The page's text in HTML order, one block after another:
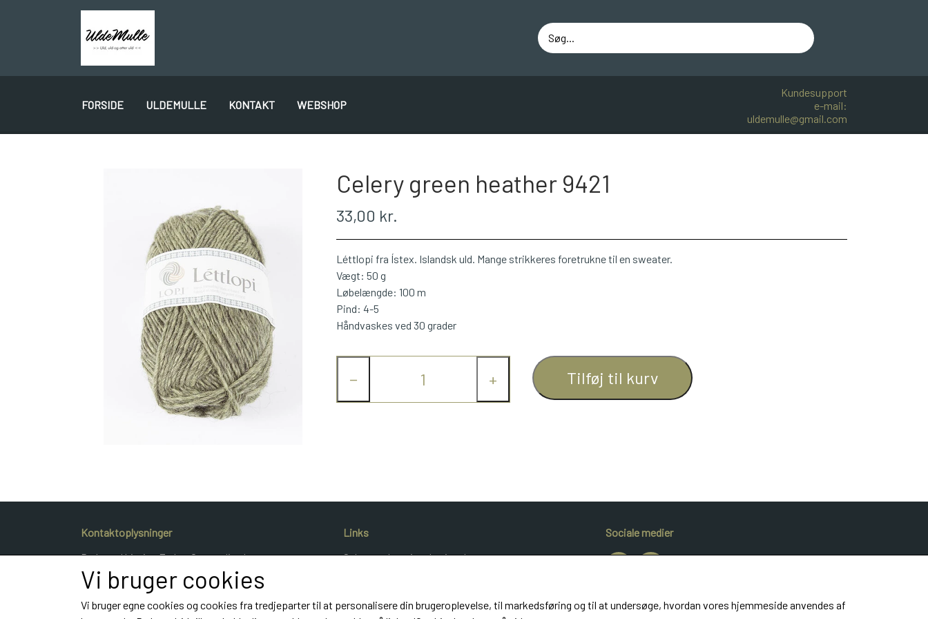
FORSIDE ULDEMULLE KONTAKT WEBSHOP
ÁLAFOSS LOPI BOMULD 8/4 JUNIOR BOMULD
Kundesupport
e-mail:
uldemulle@gmail.com
Celery green heather 9421
33,00 kr.
Léttlopi fra Ístex. Islandsk uld. Mange strikkeres foretrukne til en sweater.
Vægt: 50 g
Løbelængde: 100 m
Pind: 4-5
Håndvaskes ved 30 grader
− + Tilføj til kurv
Kontaktoplysninger
Dyrlæge Kristina Frahm Gammeljord
Hestvangvej 40
9900 Frederikshavn
Telefon: e-mail:
Links
Salgs- og leveringsbetingelser
UldeMulle
Sociale medier
Vi bruger cookies
Vi bruger egne cookies og cookies fra tredjeparter til at personalisere din brugeroplevelse, til markedsføring og til at undersøge, hvordan vores hjemmeside anvendes af